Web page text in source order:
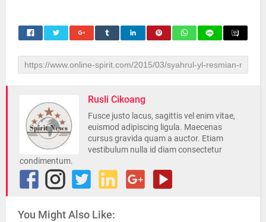
Rusli Cikoang
Fusce justo lacus, sagittis vel enim vitae,
euismod adipiscing ligula. Maecenas
cursus gravida quam a auctor. Etiam
vestibulum nulla id diam consectetur
condimentum.
You Might Also Like: